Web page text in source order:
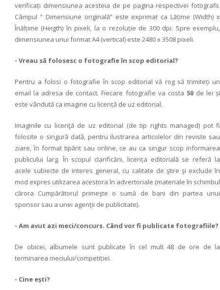
verificați dimensiunea acesteia de pe pagina respectivei fotografii.
Câmpul ” Dimensiune originală” este exprimat ca Lățime (Width) x
Înălțime (Heigth) în pixeli, la o rezoluție de 300 dpi. Spre exemplu,
dimensiunea unui format A4 (vertical) este 2480 x 3508 pixeli.
- Vreau să folosesc o fotografie în scop editorial?
Pentru a folosi o fotografie în scop editorial vă rog să trimiteți un
email la adresa de contact. Fiecare fotografie va costa 50de lei și
este vândută ca imagine cu licență de uz editorial.
Imaginile cu licenţă de uz editorial (de tip rights managed) pot fi
folosite o singură dată, pentru ilustrarea articolelor din reviste sau
ziare, în format tipărit sau online, ce au ca singur scop informarea
publicului larg. În scopul clarificării, licența editorială se referă la
acele subiecte de interes general, cu calitate de ştire şi exclude în
mod expres utilizarea acestora în advertoriale (materiale în schimbul
cărora Cumpărătorul primeşte o sumă de bani din partea unui
sponsor sau a unei agenţii de publicitate).
- Am avut azi meci/concurs. Când vor fi publicate fotografiile?
De obicei, albumele sunt publicate în cel mult 48 de ore de la
terminarea meciului/competiției.
- Cine ești?